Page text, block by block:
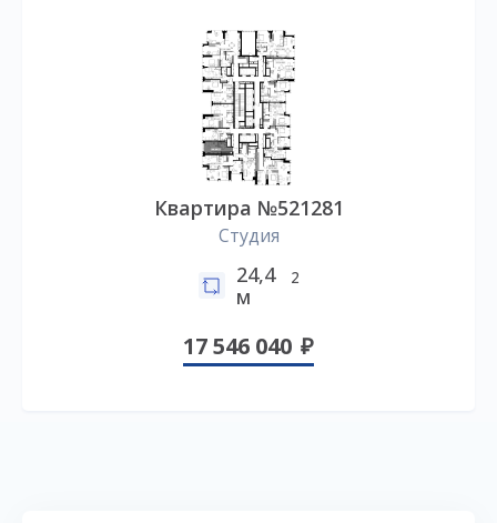
Квартира №521281
Студия
24,4
м
2
17 546 040